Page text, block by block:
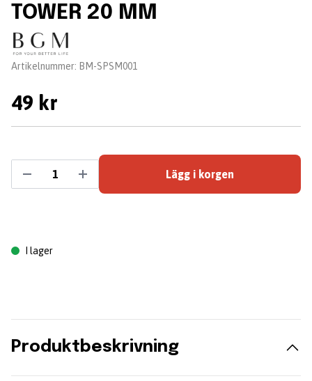
TOWER 20 MM
Leverantör:
Artikelnummer: BM-SPSM001
49 kr
Lägg i korgen
I lager
Produktbeskrivning